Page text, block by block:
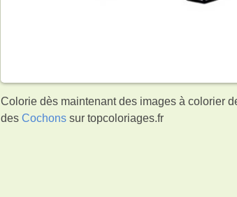
Colorie dès maintenant des images à colorier
desCochons sur topcoloriages.fr